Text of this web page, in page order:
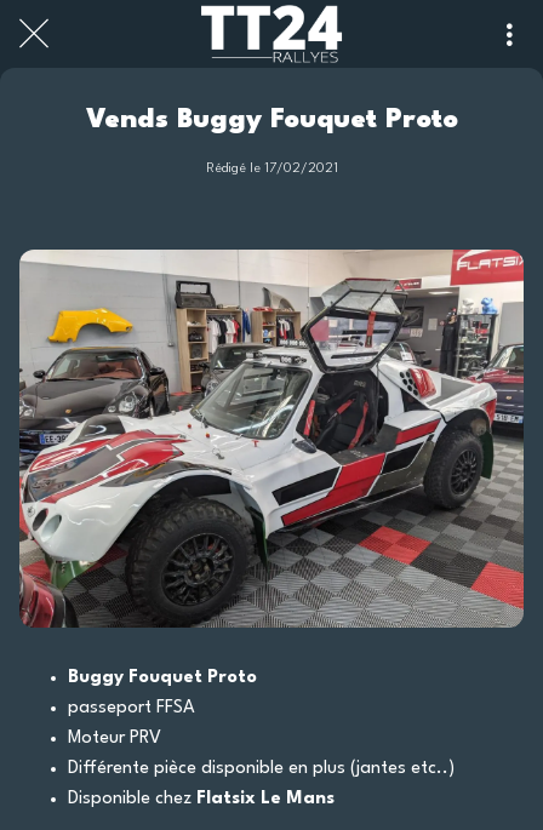
Vends Buggy Fouquet Proto
Rédigé le 17/02/2021
Buggy Fouquet Proto
passeport FFSA
Moteur PRV
Différente pièce disponible en plus (jantes etc..)
Disponible chez Flatsix Le Mans